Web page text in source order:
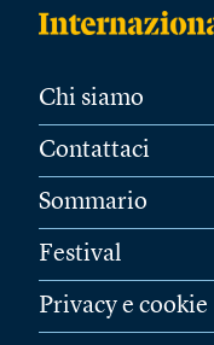
Chi siamo
Contattaci
Sommario
Festival
Privacy e cookie